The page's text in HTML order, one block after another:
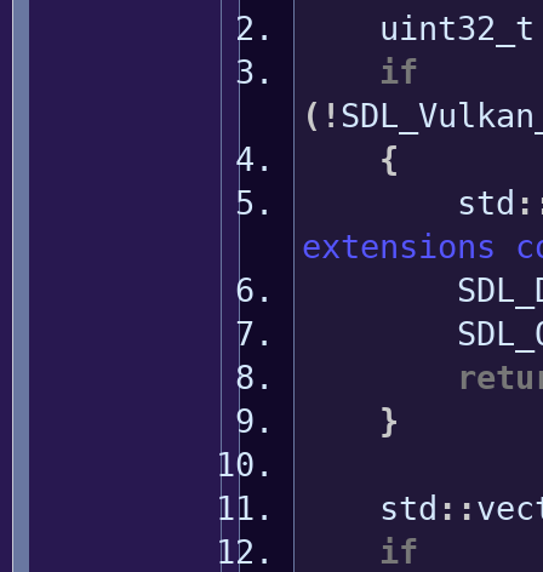
uint32_t
if
( !
{
std
extensions
}
std ::
if